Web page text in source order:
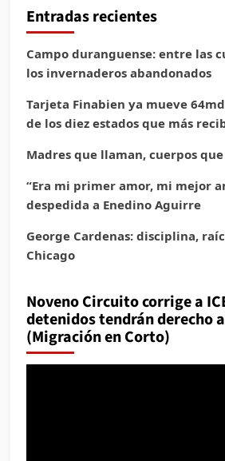
Entradas recientes
Campo duranguense: entre las
los invernaderos abandonados
Tarjeta Finabien ya mueve
de los diez estados que más
Madres que llaman, cuerpos
“Era mi primer amor, mi mejor
despedida a Enedino Aguirre
George Cardenas: disciplina,
Chicago
Noveno Circuito corrige a
detenidos tendrán derecho
(Migración en Corto)